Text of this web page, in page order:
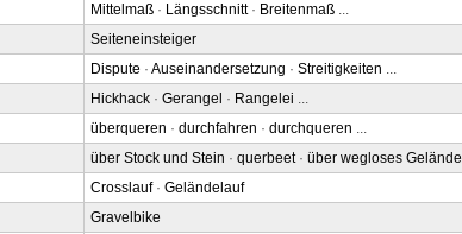
Mittelmaß · Längsschnitt· Breitenmaß ...
Seiteneinsteiger
Dispute · Auseinandersetzung · Streitigkeiten ...
Hickhack · Gerangel · Rangelei ...
überqueren · durchfahren · durchqueren ...
über Stock und Stein · querbeet· über wegloses Gelände
Crosslauf· Geländelauf
Gravelbike